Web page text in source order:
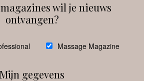
wil je nieuws
ontvangen?
Massage Magazine
Mijn gegevens